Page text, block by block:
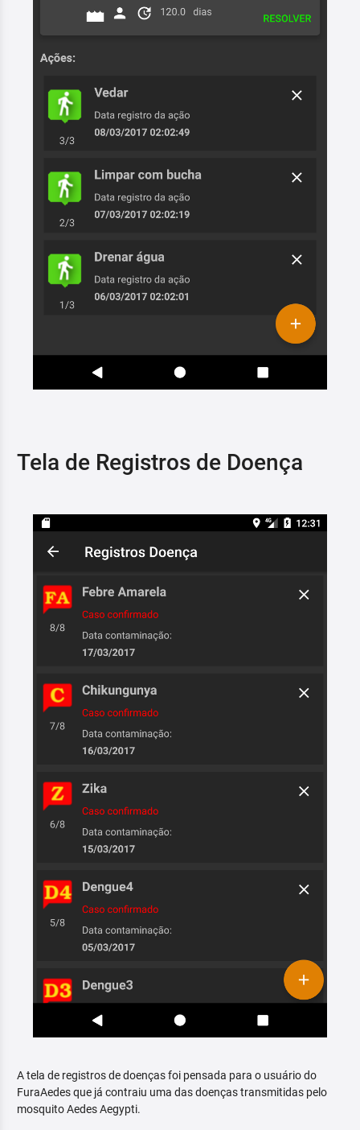
Tela de Registros de Doença
A tela de registros de doenças foi pensada para o usuário do
FuraAedes que já contraiu uma das doenças transmitidas pelo
mosquito Aedes Aegypti.